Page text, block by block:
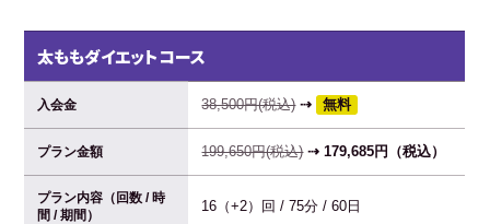
太ももダイエットコース
入会金 38,500円(税込)⇢ 無料
プラン金額 199,650円(税込)⇢ 179,685円（税込）
プラン内容（回数 / 時
間 / 期間）
16（+2）回 / 75分 / 60日